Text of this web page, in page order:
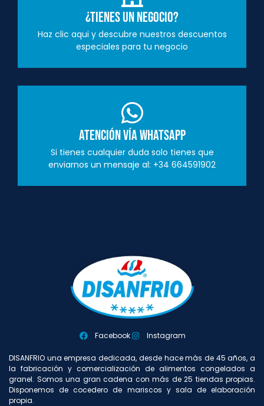
¿Tienes un negocio?
Haz clic aqui y descubre nuestros descuentos
especiales para tu negocio
Atención vía Whatsapp
Si tienes cualquier duda solo tienes que
enviarnos un mensaje al: +34 664591902
Facebook Instagram
DISANFRIO una empresa dedicada, desde hace más de 45 años, a
la fabricación y comercialización de alimentos congelados a
granel. Somos una gran cadena con más de 25 tiendas propias.
Disponemos de cocedero de mariscos y sala de elaboración
propia.